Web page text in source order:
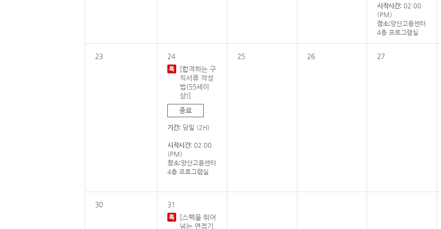
시작시간: 02:00
(PM)
장소:양산고용센터
4층 프로그램실
23
24
[합격하는 구
직서류 작성
법(55세이
상)]
종료
기간: 당일 (2H)
시작시간: 02:00
(PM)
장소:양산고용센터
4층 프로그램실
25 26 27
30
31
[스펙을 뛰어
넘는 면접기